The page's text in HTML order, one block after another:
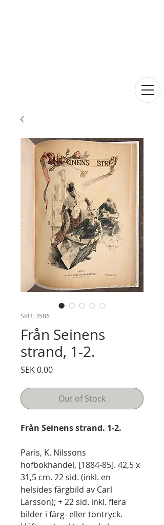
SKU: 3586
Från Seinens
strand, 1-2.
SEK 0.00Price
Out of Stock
Från Seinens strand. 1-2.
Paris, K. Nilssons
hofbokhandel, [1884-85]. 42,5 x
31,5 cm. 22 sid. (inkl. en
helsides färgbild av Carl
Larsson); + 22 sid. inkl. flera
bilder i färg- eller tontryck.